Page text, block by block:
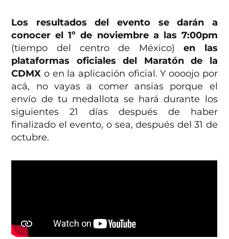
Los resultados del evento se darán a
conocer el 1º de noviembre a las 7:00pm
(tiempo del centro de México)en las
plataformas oficiales del Maratón de la
CDMX o en la aplicación oficial. Y oooojo por
acá, no vayas a comer ansias porque el
envío de tu medallota se hará durante los
siguientes 21 días después de haber
finalizado el evento, o sea, después del 31 de
octubre.